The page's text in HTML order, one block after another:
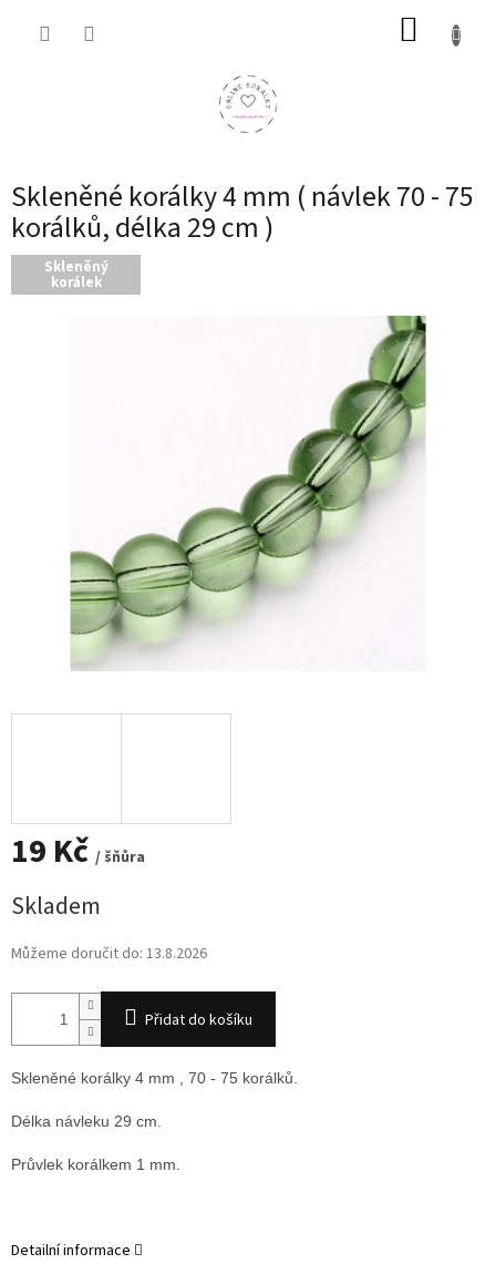
Skleněné korálky 4 mm ( návlek 70 - 75
korálků, délka 29 cm )
Skleněný
korálek
19 Kč / šňůra
cena:
Skladem
Můžeme doručit do: 13.8.2026
Přidat do košíku
Skleněné korálky 4 mm , 70 - 75 korálků.
Délka návleku 29 cm.
Průvlek korálkem 1 mm.
Detailní informace